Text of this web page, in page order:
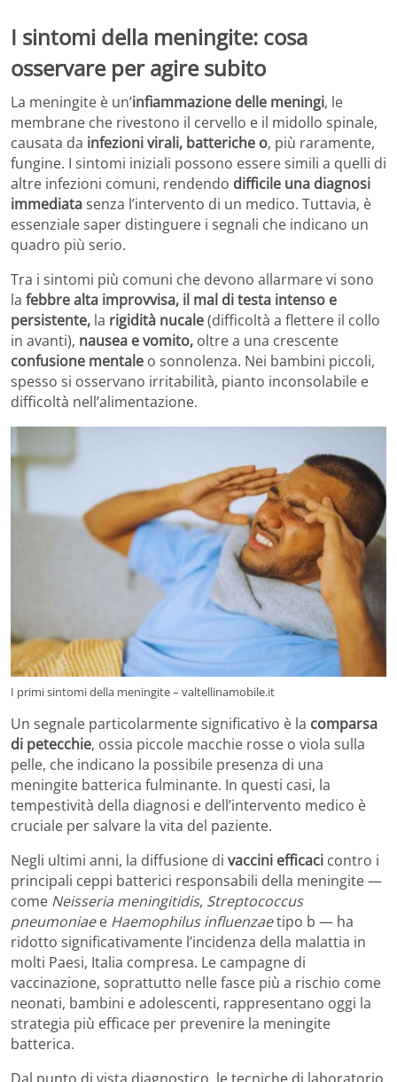
I sintomi della meningite: cosa
osservare per agire subito
La meningite è un’infiammazione delle meningi, le
membrane che rivestono il cervello e il midollo spinale,
causata da infezioni virali, batteriche o, più raramente,
fungine. I sintomi iniziali possono essere simili a quelli di
altre infezioni comuni, rendendo difficile una diagnosi
immediatasenza l’intervento di un medico. Tuttavia, è
essenziale saper distinguere i segnali che indicano un
quadro più serio.
Tra i sintomi più comuni che devono allarmare vi sono
la febbre alta improvvisa, il mal di testa intenso e
persistente, la rigidità nucale(difficoltà a flettere il collo
in avanti), nausea e vomito, oltre a una crescente
confusione mentale o sonnolenza. Nei bambini piccoli,
spesso si osservano irritabilità, pianto inconsolabile e
difficoltà nell’alimentazione.
I primi sintomi della meningite – valtellinamobile.it
Un segnale particolarmente significativo è la comparsa
di petecchie, ossia piccole macchie rosse o viola sulla
pelle, che indicano la possibile presenza di una
meningite batterica fulminante. In questi casi, la
tempestività della diagnosi e dell’intervento medico è
cruciale per salvare la vita del paziente.
Negli ultimi anni, la diffusione di vaccini efficaci contro i
principali ceppi batterici responsabili della meningite —
come Neisseria meningitidis, Streptococcus
pneumoniaee Haemophilus influenzaetipo b — ha
ridotto significativamente l’incidenza della malattia in
molti Paesi, Italia compresa. Le campagne di
vaccinazione, soprattutto nelle fasce più a rischio come
neonati, bambini e adolescenti, rappresentano oggi la
strategia più efficace per prevenire la meningite
batterica.